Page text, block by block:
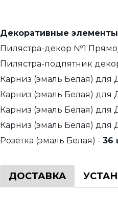
Декоративные элементы
Пилястра-декор №1
Пилястра-подпятник
Карниз (эмаль Белая) для
Карниз (эмаль Белая) для
Карниз (эмаль Белая) для
Карниз (эмаль Белая) для
Розетка (эмаль Белая) - 36
ДОСТАВКА